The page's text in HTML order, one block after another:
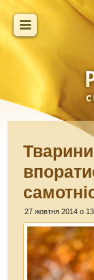
27 жовтня 2014 о